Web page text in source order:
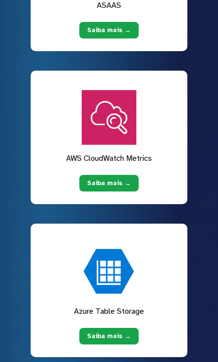
ASAAS
Saiba mais →
AWS CloudWatch Metrics
Saiba mais →
Azure Table Storage
Saiba mais →